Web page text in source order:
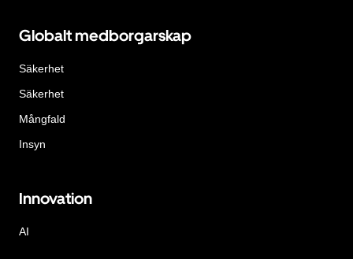
Globalt medborgarskap
Säkerhet
Säkerhet
Mångfald
Insyn
Innovation
AI